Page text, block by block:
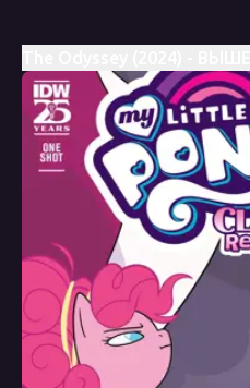
трагедии Уильяма Шекспира 1597
персонаж - Пинки Пай.
The Odyssey (2024, один выпуск)
тиража, выпущенный IDW
Одиссеи, древнегреческой
Гомеру, и четвёртая в серии
Главный персонаж - Пинки Пай.
Дата выхода
Сценарист
Меган Браун, Джереми Уитли
Художник
Дженна Аюб, Мэтт Фрезе,
Сута, Робин Истер
Колорист
Хизер Брекель, Натали Фурдрен,
Истер